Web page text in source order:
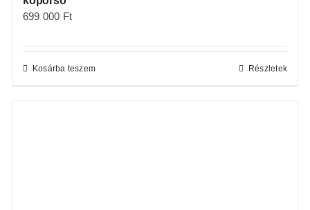
699 000 Ft
Kosárba teszem Részletek